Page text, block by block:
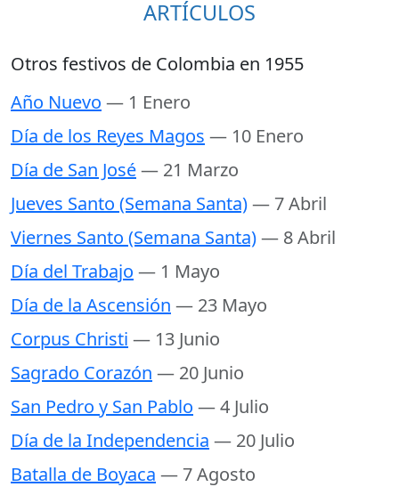
ARTÍCULOS
Otros festivos de Colombia en 1955
Año Nuevo — 1 Enero
Día de los Reyes Magos — 10 Enero
Día de San José— 21 Marzo
Jueves Santo (Semana Santa)— 7 Abril
Viernes Santo (Semana Santa)— 8 Abril
Día del Trabajo — 1 Mayo
Día de la Ascensión — 23 Mayo
Corpus Christi — 13 Junio
Sagrado Corazón — 20 Junio
San Pedro y San Pablo — 4 Julio
Día de la Independencia — 20 Julio
Batalla de Boyaca — 7 Agosto